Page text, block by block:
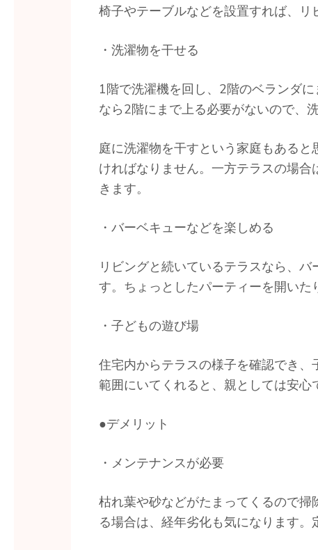
椅子やテーブルなどを設置すれば、リ
・洗濯物を干せる
1階で洗濯機を回し、2階のベランダ
なら2階にまで上る必要がないので、
庭に洗濯物を干すという家庭もある
ければなりません。一方テラスの場
きます。
・バーベキューなどを楽しめる
リビングと続いているテラスなら、
す。ちょっとしたパーティーを開いた
・子どもの遊び場
住宅内からテラスの様子を確認でき、
範囲にいてくれると、親としては安心
●デメリット
・メンテナンスが必要
枯れ葉や砂などがたまってくるので
る場合は、経年劣化も気になります。